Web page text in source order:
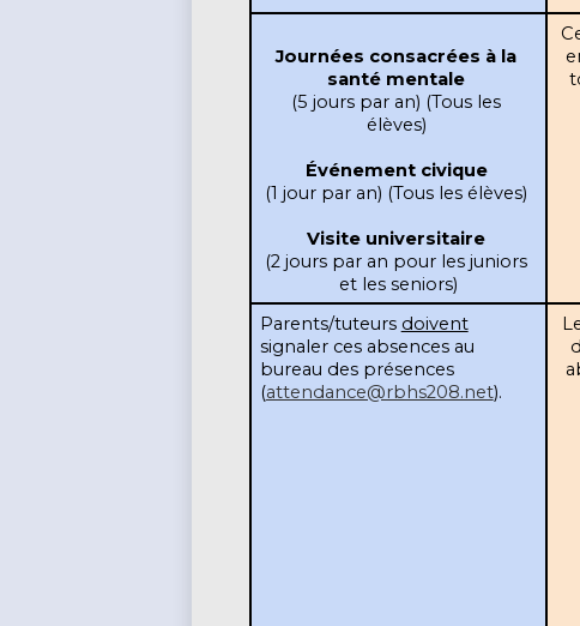
Journées consacrées à la
santé mentale
(5 jours par an) (Tous les
élèves)
Événement civique
(1 jour par an) (Tous les élèves)
Visite universitaire
(2 jours par an pour les juniors
et les seniors)
Parents/tuteurs doivent
signaler ces absences au
bureau des présences
(attendance@rbhs208.net).